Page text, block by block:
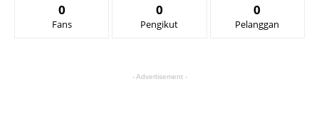
0
Fans
0
Pengikut
0
Pelanggan
- Advertisement -